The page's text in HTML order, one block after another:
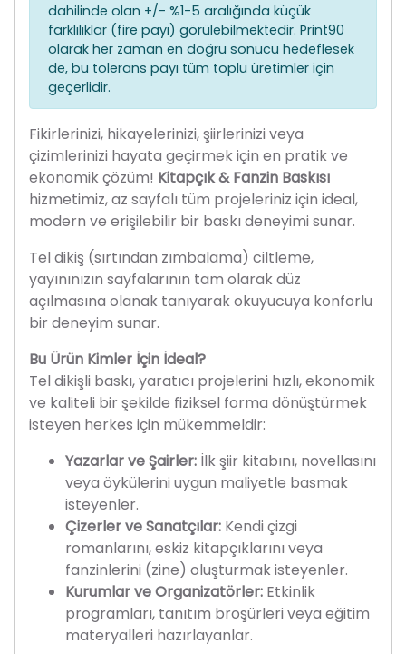
dahilinde olan +/- %1-5 aralığında küçük
farklılıklar (fire payı) görülebilmektedir. Print90
olarak her zaman en doğru sonucu hedeflesek
de, bu tolerans payı tüm toplu üretimler için
geçerlidir.
Fikirlerinizi, hikayelerinizi, şiirlerinizi veya
çizimlerinizi hayata geçirmek için en pratik ve
ekonomik çözüm! Kitapçık & Fanzin Baskısı
hizmetimiz, az sayfalı tüm projeleriniz için ideal,
modern ve erişilebilir bir baskı deneyimi sunar.
Tel dikiş (sırtından zımbalama) ciltleme,
yayınınızın sayfalarının tam olarak düz
açılmasına olanak tanıyarak okuyucuya konforlu
bir deneyim sunar.
Bu Ürün Kimler İçin İdeal?
Tel dikişli baskı, yaratıcı projelerini hızlı, ekonomik
ve kaliteli bir şekilde fiziksel forma dönüştürmek
isteyen herkes için mükemmeldir:
Yazarlar ve Şairler: İlk şiir kitabını, novellasını
veya öykülerini uygun maliyetle basmak
isteyenler.
Çizerler ve Sanatçılar: Kendi çizgi
romanlarını, eskiz kitapçıklarını veya
fanzinlerini (zine) oluşturmak isteyenler.
Kurumlar ve Organizatörler: Etkinlik
programları, tanıtım broşürleri veya eğitim
materyalleri hazırlayanlar.